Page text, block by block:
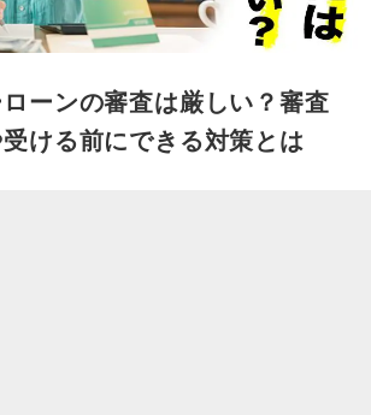
ーンの審査は厳しい？審査
ける前にできる対策とは